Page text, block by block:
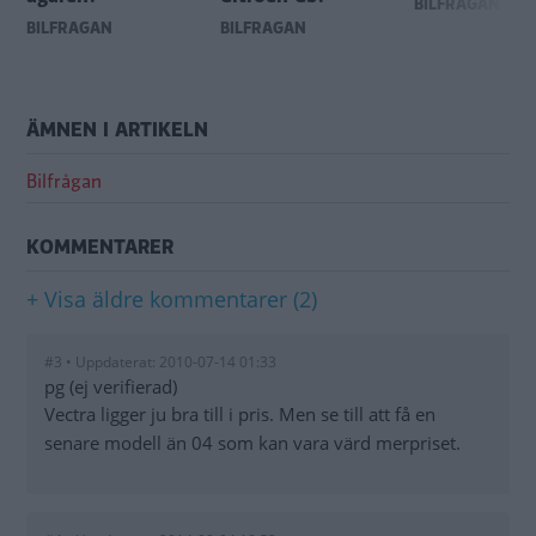
BILFRÅGAN BILFRÅGAN
ÄMNEN I ARTIKELN
Bilfrågan
KOMMENTARER
+ Visa äldre kommentarer (2)
#3 • Uppdaterat: 2010-07-14 01:33
pg (ej verifierad)
Vectra ligger ju bra till i pris. Men se till att få en
senare modell än 04 som kan vara värd merpriset.